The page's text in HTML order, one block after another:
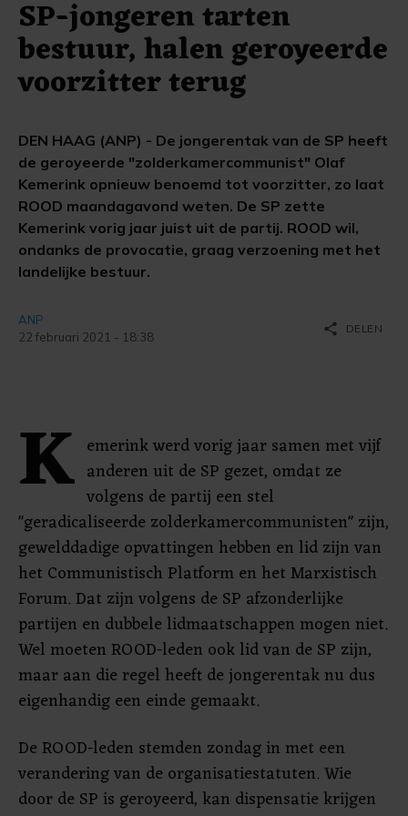
SP-jongeren tarten
bestuur, halen geroyeerde
voorzitter terug
DEN HAAG (ANP) - De jongerentak van de SP heeft
de geroyeerde "zolderkamercommunist" Olaf
Kemerink opnieuw benoemd tot voorzitter, zo laat
ROOD maandagavond weten. De SP zette
Kemerink vorig jaar juist uit de partij. ROOD wil,
ondanks de provocatie, graag verzoening met het
landelijke bestuur.
ANP
22 februari 2021 - 18:38
share DELEN
K emerink werd vorig jaar samen met vijf
anderen uit de SP gezet, omdat ze
volgens de partij een stel
"geradicaliseerde zolderkamercommunisten" zijn,
gewelddadige opvattingen hebben en lid zijn van
het Communistisch Platform en het Marxistisch
Forum. Dat zijn volgens de SP afzonderlijke
partijen en dubbele lidmaatschappen mogen niet.
Wel moeten ROOD-leden ook lid van de SP zijn,
maar aan die regel heeft de jongerentak nu dus
eigenhandig een einde gemaakt.
De ROOD-leden stemden zondag in met een
verandering van de organisatiestatuten. Wie
door de SP is geroyeerd, kan dispensatie krijgen